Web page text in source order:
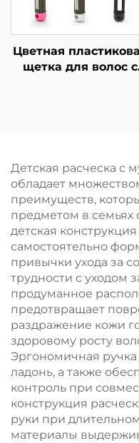
Цветная
щетка для волос с
Детская расческа с
обладает
преимуществ,
предметом в семьях
детская
самостоятельно
привычки ухода за
трудности с уходом
продуманное
предотвращает
раздражение кожи
здоровому росту
Эргономичная
ладонь, а также
контроль при
конструкция
руки при
материалы